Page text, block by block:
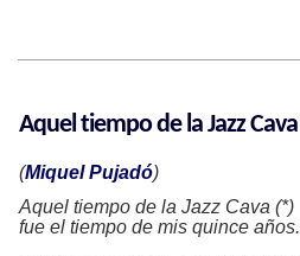
Aquel tiempo de la Jazz Cava
(Miquel Pujadó)
Aquel tiempo de la Jazz Cava (*)
fue el tiempo de mis quince